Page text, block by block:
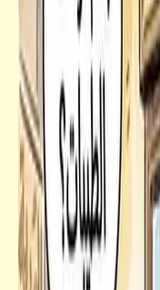
أطيب من
| د. أحمد